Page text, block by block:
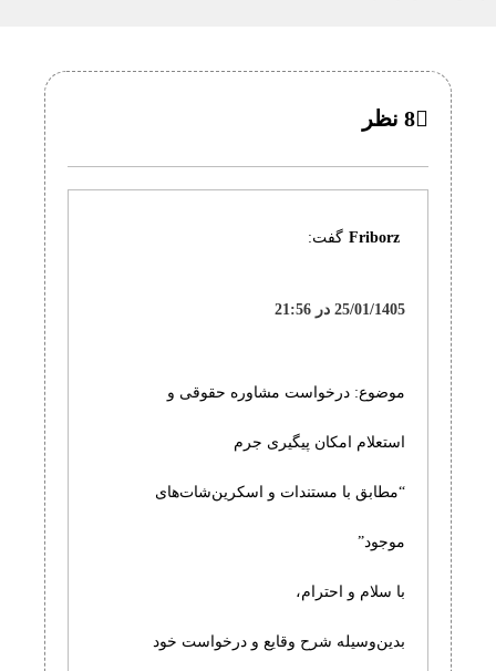
8 نظر
Friborz گفت:
25/01/1405 در 21:56
موضوع: درخواست مشاوره حقوقی و
استعلام امکان پیگیری جرم
“مطابق با مستندات و اسکرین‌شات‌های
موجود”
با سلام و احترام،
بدین‌وسیله شرح وقایع و درخواست خود